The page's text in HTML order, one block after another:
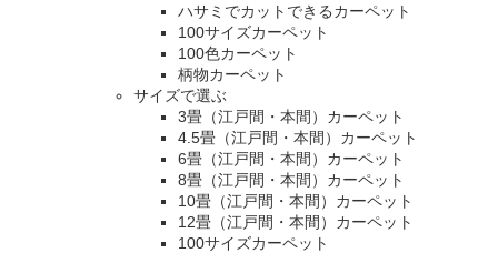
ハサミでカットできるカーペット
100サイズカーペット
100色カーペット
柄物カーペット
サイズで選ぶ
3畳（江戸間・本間）カーペット
4.5畳（江戸間・本間）カーペット
6畳（江戸間・本間）カーペット
8畳（江戸間・本間）カーペット
10畳（江戸間・本間）カーペット
12畳（江戸間・本間）カーペット
100サイズカーペット